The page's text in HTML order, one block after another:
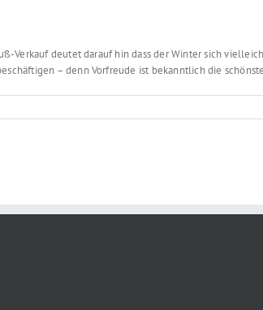
Verkauf deutet darauf hin dass der Winter sich
– denn Vorfreude ist bekanntlich die